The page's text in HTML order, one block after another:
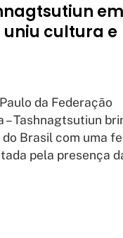
em
uniu cultura e
da Federação
– Tashnagtsutiun
Brasil com uma
pela presença